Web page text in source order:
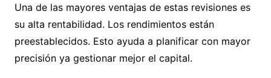
Una de las mayores ventajas de estas revisiones es
su alta rentabilidad. Los rendimientos están
preestablecidos. Esto ayuda a planificar con mayor
precisión ya gestionar mejor el capital.